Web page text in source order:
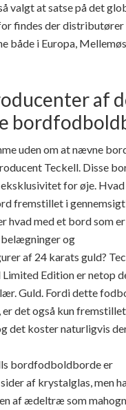
valgt at satse på det
findes der distributører
både i Europa,
af
uden om at nævne
Teckell. Disse
for øje. Hvad
fremstillet i
hvad med et bord som er
og
af 24 karats guld?
Edition er netop
Guld. Fordi dette
er det også kun
det koster naturligvis
bordfodboldborde er
af krystalglas, men
af ædeltræ som